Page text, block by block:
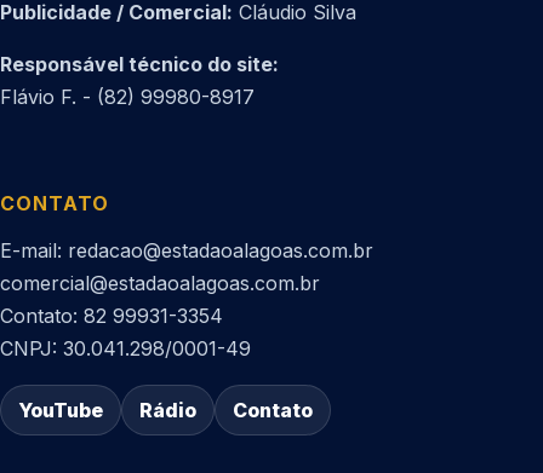
Publicidade / Comercial: Cláudio Silva
Responsável técnico do site:
Flávio F. - (82) 99980-8917
CONTATO
E-mail: redacao@estadaoalagoas.com.br
comercial@estadaoalagoas.com.br
Contato: 82 99931-3354
CNPJ: 30.041.298/0001-49
YouTube Rádio Contato